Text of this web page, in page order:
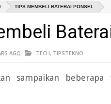
TIPS MEMBELI BATERAI PONSEL
AGO TECH, TIPSTEKNO
sampaikan